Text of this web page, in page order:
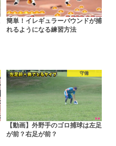
簡単！イレギュラーバウンドが捕
れるようになる練習方法
守備
【動画】外野手のゴロ捕球は左足
が前？右足が前？